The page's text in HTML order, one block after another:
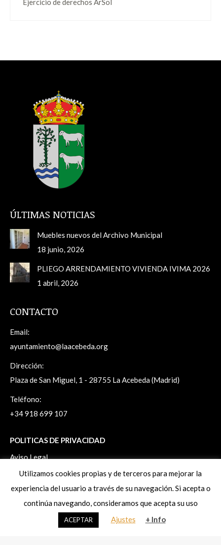
Ejercicio de derechos ArSol
ÚLTIMAS NOTICIAS
Muebles nuevos del Archivo Municipal
18 junio, 2026
PLIEGO ARRENDAMIENTO VIVIENDA IVIMA 2026
1 abril, 2026
CONTACTO
Email:
ayuntamiento@laacebeda.org
Dirección:
Plaza de San Miguel, 1 - 28755 La Acebeda (Madrid)
Teléfono:
+34 918 699 107
POLITICAS DE PRIVACIDAD
Aviso Legal
Politica de Privacidad
Ejercicio de derechos ArSol
www.laacebeda.org
Utilizamos cookies propias y de terceros para mejorar la
experiencia del usuario a través de su navegación. Si acepta o
continúa navegando, consideramos que acepta su uso
ACEPTAR Ajustes + Info